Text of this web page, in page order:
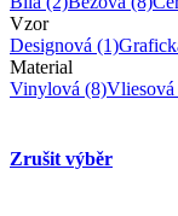
Vzor
Designová (1)
Material
Vinylová (8)Vliesová
Zrušit výběr